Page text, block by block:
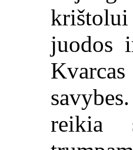
juodos
reikia